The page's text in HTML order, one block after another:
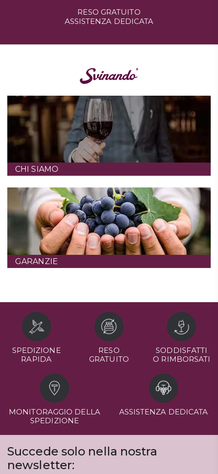
RESO GRATUITO
ASSISTENZA DEDICATA
CHI SIAMO
GARANZIE
SPEDIZIONE
RAPIDA
RESO
GRATUITO
SODDISFATTI
O RIMBORSATI
MONITORAGGIO DELLA
SPEDIZIONE
ASSISTENZA DEDICATA
Succede solo nella nostra
newsletter: